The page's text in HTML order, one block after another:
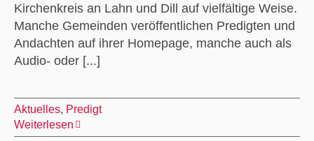
Kirchenkreis an Lahn und Dill auf vielfältige Weise.
Manche Gemeinden veröffentlichen Predigten und
Andachten auf ihrer Homepage, manche auch als
Audio- oder [...]
Aktuelles, Predigt
Weiterlesen